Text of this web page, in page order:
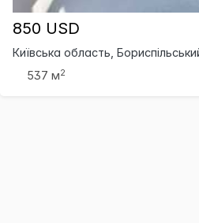
850 USD
Київська область,
537 м2